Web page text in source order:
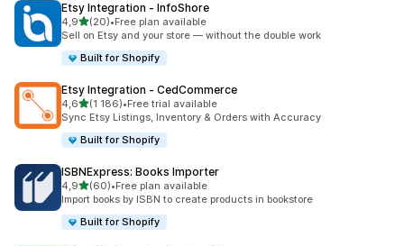
Etsy Integration ‑ InfoShore
4,9na 5 gwiazdek
(20)
Łączna liczba recenzji: 20
•Free plan available
Sell on Etsy and your store — without the double work
Built for Shopify
Etsy Integration ‑ CedCommerce
4,6na 5 gwiazdek
(1 186)
Łączna liczba recenzji: 1186
•Free trial available
Sync Etsy Listings, Inventory & Orders with Accuracy
Built for Shopify
ISBNExpress: Books Importer
4,9na 5 gwiazdek
(60)
Łączna liczba recenzji: 60
•Free plan available
Import books by ISBN to create products in bookstore
Built for Shopify